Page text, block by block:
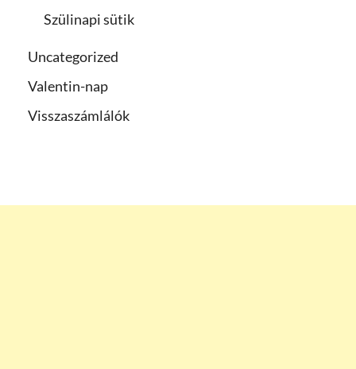
Szülinapi sütik
Uncategorized
Valentin-nap
Visszaszámlálók